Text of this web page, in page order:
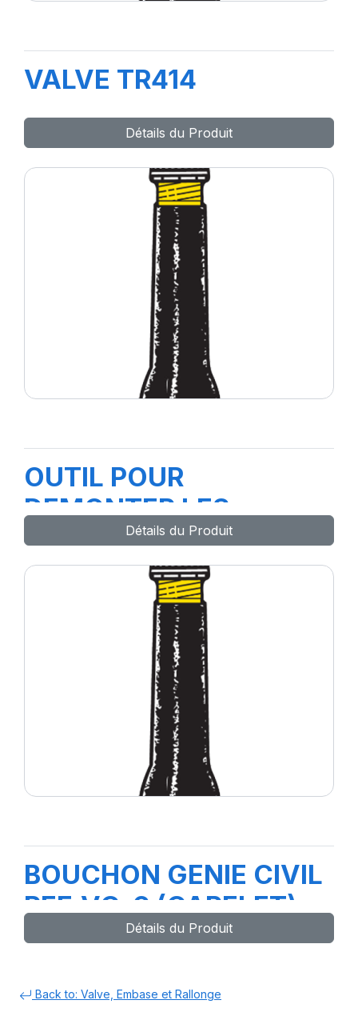
VALVE TR414
Détails du Produit
OUTIL POUR
DEMONTER LES
BOUCHONS REF.9055
Détails du Produit
BOUCHON GENIE CIVIL
REF.VC-6 (CAPELET)
Détails du Produit
Back to: Valve, Embase et Rallonge